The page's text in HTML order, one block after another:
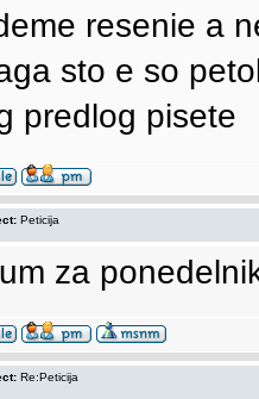
resenie a
sto e so
predlog pisete
Peticija
za
Re:Peticija